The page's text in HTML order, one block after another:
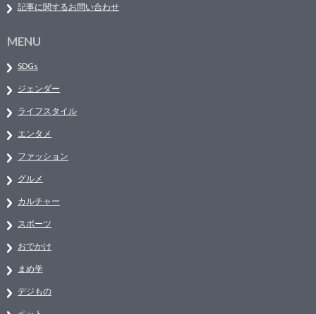
記事に関するお問い合わせ
MENU
SDGs
ジェンダー
ライフスタイル
エンタメ
ファッション
グルメ
カルチャー
スポーツ
おでかけ
まめ学
デジもの